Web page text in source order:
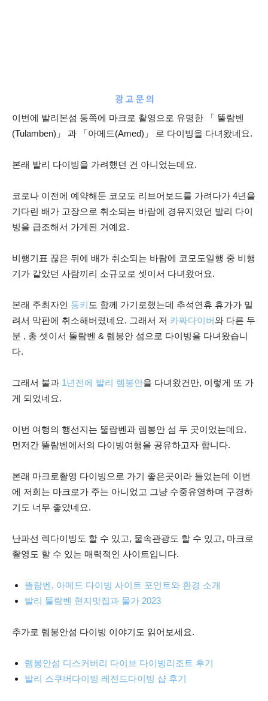
이번에 발리본섬 동쪽에 마크로 촬영으로 유명한 「 뚤람벤
(Tulamben)」 과 「아메드(Amed)」 로 다이빙을 다녀왔네요.
본래 발리 다이빙을 가려했던 건 아니었는데요.
코로나 이전에 예약해둔 코모도 리브어보드를 가려다가 4년을
기다린 배가 고장으로 취소되는 바람에 경유지였던 발리 다이
빙을 급조해서 가게된 거예요.
비행기표 끊은 뒤에 배가 취소되는 바람에 코모도일행 중 비행
기가 같았던 사람끼리 소규모로 셋이서 다녀왔어요.
본래 주최자인 동키 도 함께 가기로했는데 추석연휴 휴가가 밀
려서 막판에 취소해버렸네요. 그래서 저 카짜다이버와 다른 두
분 , 총 셋이서 뚤람벤 & 렘봉안 섬으로 다이빙을 다녀왔습니
다.
그래서 불과 1년전에 발리 렘봉안을 다녀왔건만, 이렇게 또 가
게 되었네요.
이번 여행의 행선지는 뚤람벤과 렘봉안 섬 두 곳이었는데요.
먼저간 뚤람벤에서의 다이빙여행을 공유하고자 합니다.
본래 마크로촬영 다이빙으로 가기 좋은곳이라 들었는데 이번
에 저희는 마크로가 주는 아니었고 그냥 수중유영하며 구경하
기도 너무 좋았네요.
난파선 렉다이빙도 할 수 있고, 물속관광도 할 수 있고, 마크로
촬영도 할 수 있는 매력적인 사이트입니다.
뚤람벤, 아메드 다이빙 사이트 포인트와 환경 소개
발리 뚤람벤 현지맛집과 물가 2023
추가로 렘봉안섬 다이빙 이야기도 읽어보세요.
렘봉안섬 디스커버리 다이브 다이빙리조트 후기
발리 스쿠버다이빙 레전드다이빙 샵 후기